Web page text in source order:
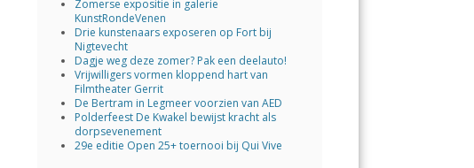
Zomerse expositie in galerie
KunstRondeVenen
Drie kunstenaars exposeren op Fort bij
Nigtevecht
Dagje weg deze zomer? Pak een deelauto!
Vrijwilligers vormen kloppend hart van
Filmtheater Gerrit
De Bertram in Legmeer voorzien van AED
Polderfeest De Kwakel bewijst kracht als
dorpsevenement
29e editie Open 25+ toernooi bij Qui Vive